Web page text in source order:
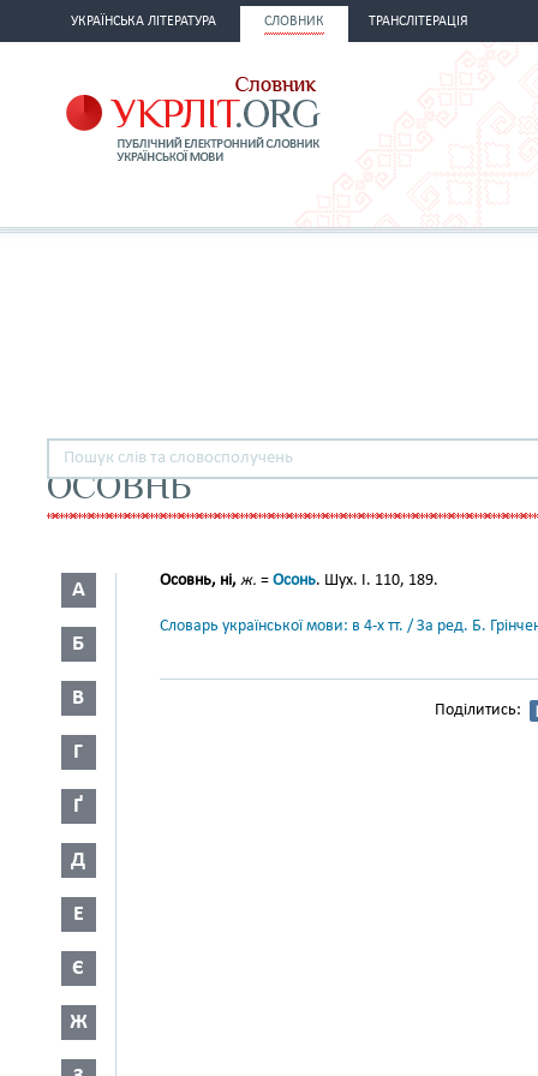
УКРАЇНСЬКА ЛІТЕРАТУРА СЛОВНИК ТРАНСЛІТЕРАЦІЯ
ОСОВНЬ
А
Б
В
Г
Ґ
Д
Е
Є
Ж
Осовнь, ні, ж. = Осонь. Шух. І. 110, 189.
Словарь української мови: в 4-х тт. / За ред. Б.
Поділитись: